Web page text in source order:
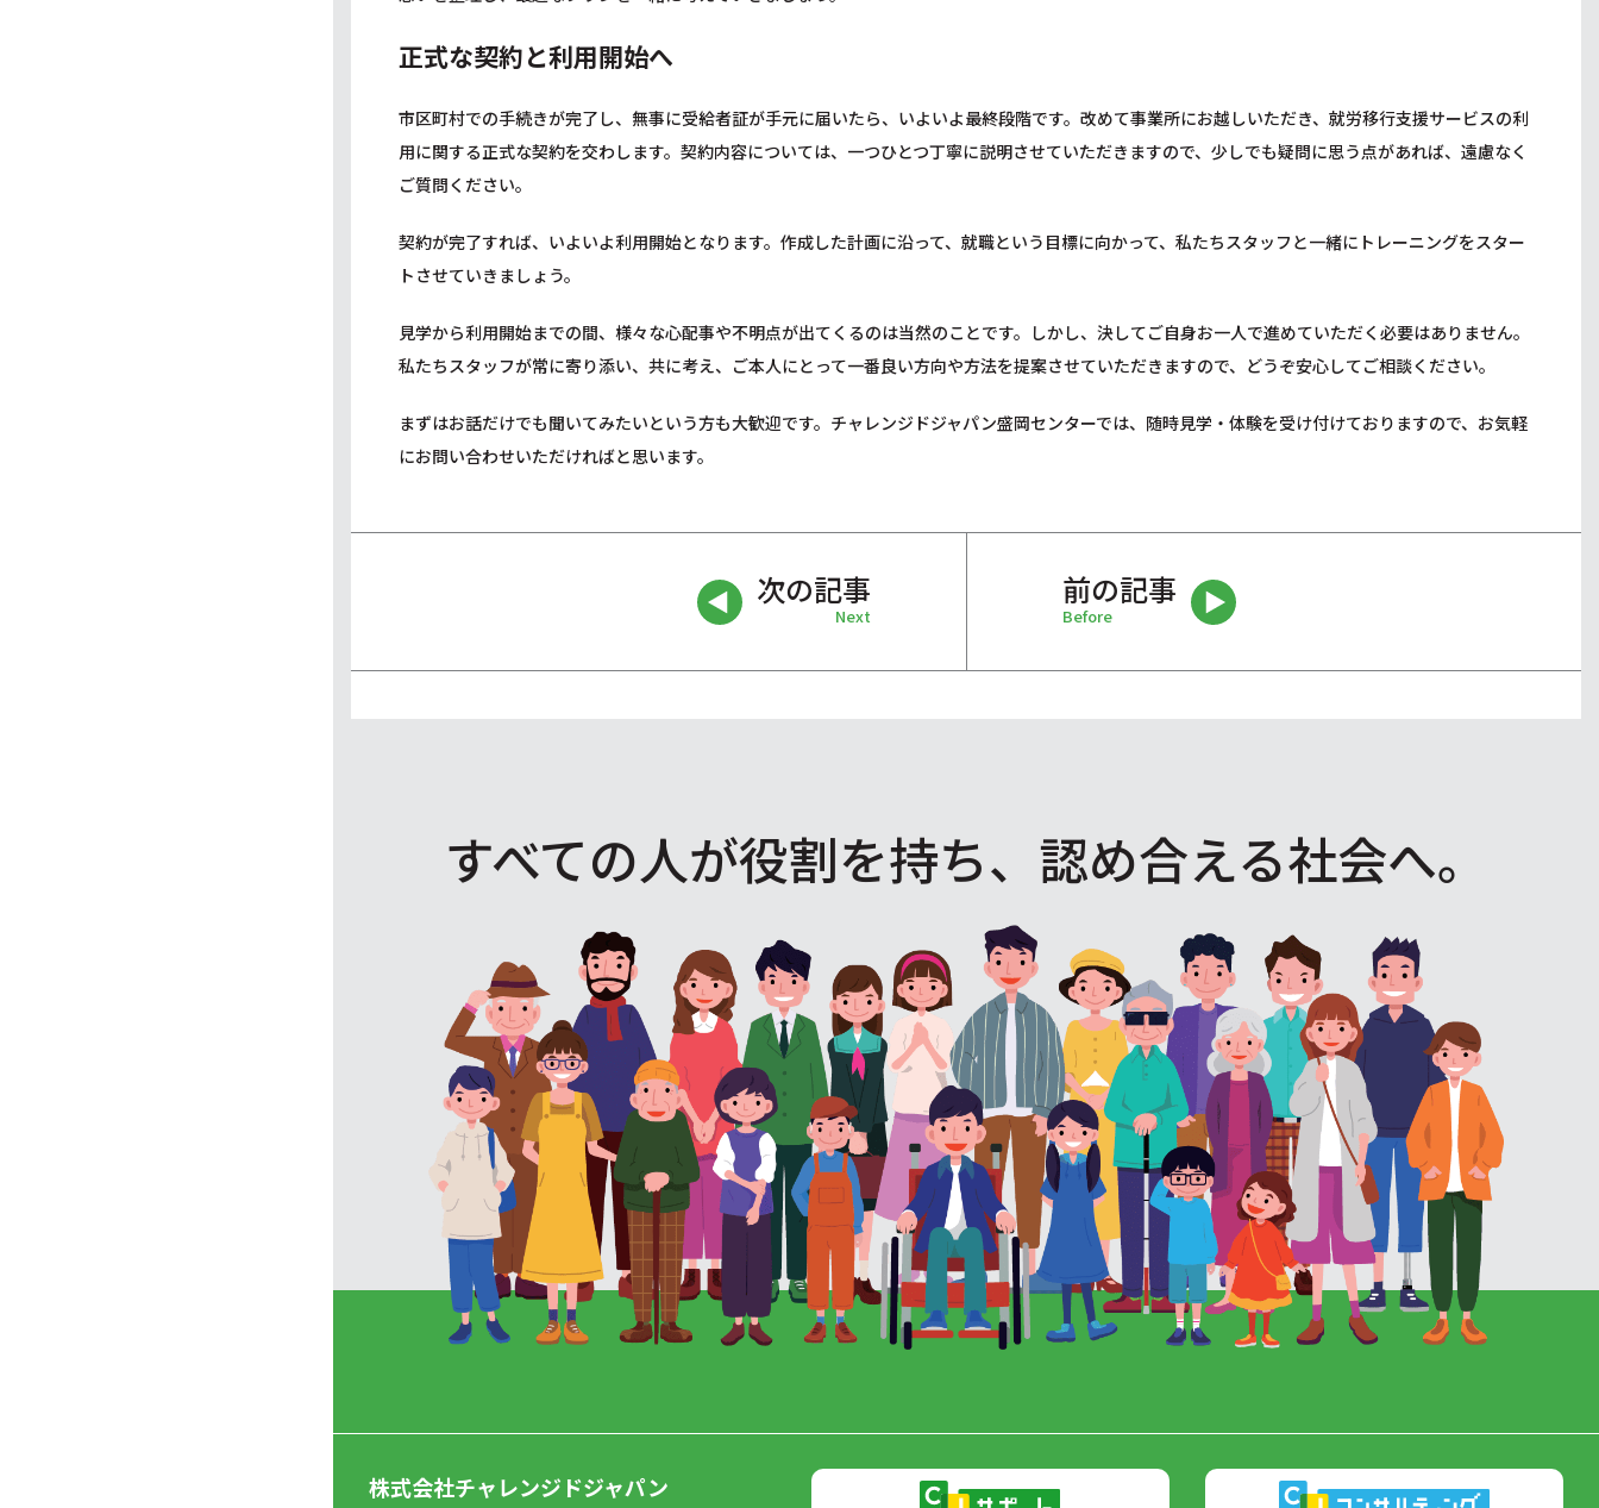
正式な契約と利用開始へ
市区町村での手続きが完了し、無事に受給者証が手元に届いたら、いよいよ最終段階です。改めて事業所にお越しいただき、就労移行支援サービスの利
用に関する正式な契約を交わします。契約内容については、一つひとつ丁寧に説明させていただきますので、少しでも疑問に思う点があれば、遠慮なく
ご質問ください。
契約が完了すれば、いよいよ利用開始となります。作成した計画に沿って、就職という目標に向かって、私たちスタッフと一緒にトレーニングをスター
トさせていきましょう。
見学から利用開始までの間、様々な心配事や不明点が出てくるのは当然のことです。しかし、決してご自身お一人で進めていただく必要はありません。
私たちスタッフが常に寄り添い、共に考え、ご本人にとって一番良い方向や方法を提案させていただきますので、どうぞ安心してご相談ください。
まずはお話だけでも聞いてみたいという方も大歓迎です。チャレンジドジャパン盛岡センターでは、随時見学・体験を受け付けておりますので、お気軽
にお問い合わせいただければと思います。
次の記事
Next
前の記事
Before
すべての人が役割を持ち、認め合える社会へ。
株式会社チャレンジドジャパン